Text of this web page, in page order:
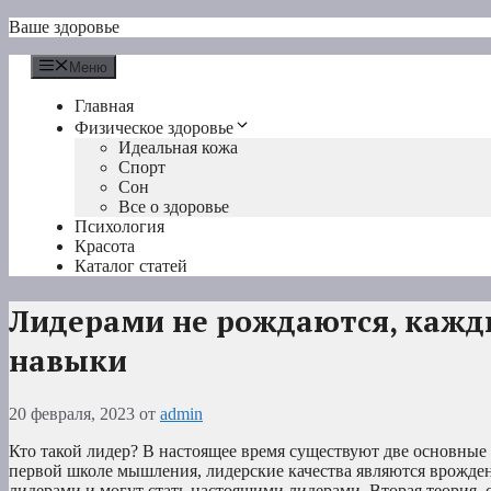
Перейти
содержимому
Ваше здоровье
Меню
Главная
Физическое здоровье
Идеальная кожа
Спорт
Сон
Все о здоровье
Психология
Красота
Каталог статей
Лидерами не рождаются,
навыки
20 февраля, 2023 от admin
Кто такой лидер? В настоящее время существуют две
первой школе мышления, лидерские качества являются